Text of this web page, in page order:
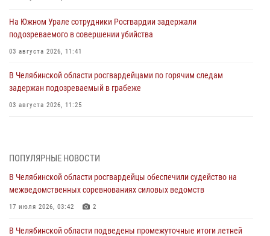
На Южном Урале сотрудники Росгвардии задержали
подозреваемого в совершении убийства
03 августа 2026, 11:41
В Челябинской области росгвардейцами по горячим следам
задержан подозреваемый в грабеже
03 августа 2026, 11:25
03 августа 2026, 09:22 1
Авиация Росгвардии совершила более 250 санитарных вылетов в
Донецкой Народной Республике
31 июля 2026, 11:33
ПОПУЛЯРНЫЕ НОВОСТИ
В Челябинской области росгвардейцы обеспечили судейство на
межведомственных соревнованиях силовых ведомств
17 июля 2026, 03:42 2
В Челябинской области подведены промежуточные итоги летней